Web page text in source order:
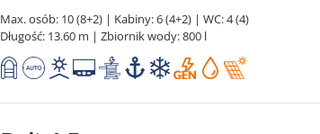
Max. osób: 10 (8+2) | Kabiny: 6 (4+2) | WC: 4 (4)
Długość: 13.60 m | Zbiornik wody: 800 l